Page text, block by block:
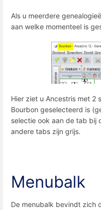
Als u meerdere
aan welke momenteel is
Hier ziet u Ancestris met 2
Bourbon geselecteerd is
selectie ook aan de tab bij
andere tabs zijn grijs.
Menubalk
De menubalk bevindt zich